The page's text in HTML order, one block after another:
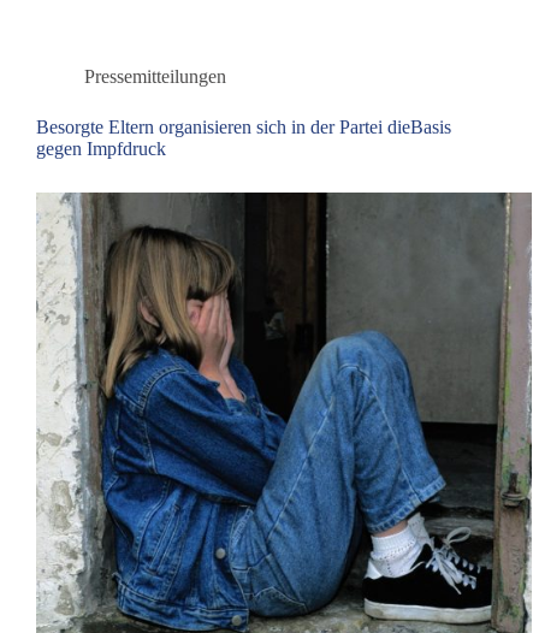
Heilpraktikerberufes
ein
Pressemitteilungen
Besorgte Eltern organisieren sich in der Partei dieBasis
gegen Impfdruck